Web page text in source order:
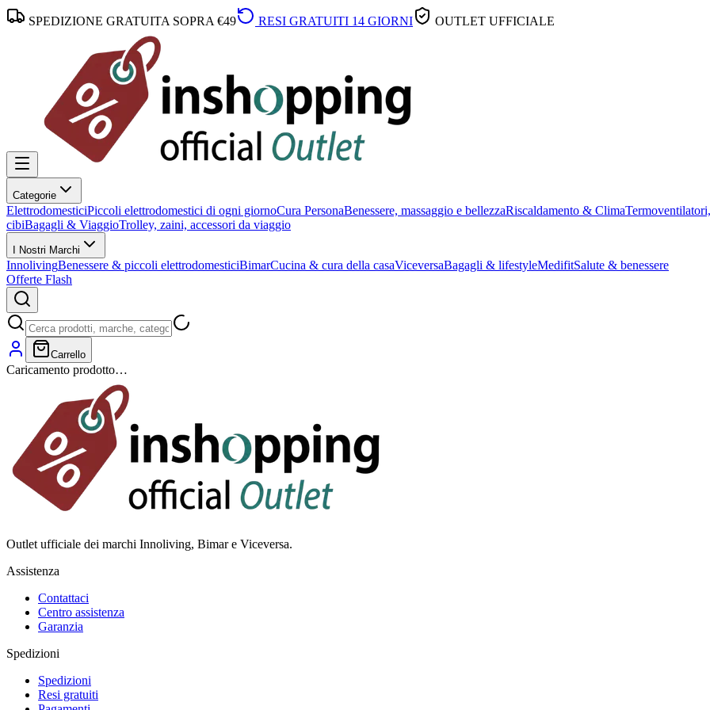
SPEDIZIONE GRATUITA SOPRA €49 RESI GRATUITI 14 GIORNI OUTLET UFFICIALE
Categorie
ElettrodomesticiPiccoli elettrodomestici di ogni giornoCura PersonaBenessere, massaggio e bellezzaRiscaldamento & Clima
cibiBagagli & ViaggioTrolley, zaini, accessori da viaggio
I Nostri Marchi
InnolivingBenessere & piccoli elettrodomesticiBimarCucina & cura della casaViceversaBagagli & lifestyleMedifitSalute & benessere
Offerte Flash
Carrello
Caricamento prodotto…
Outlet ufficiale dei marchi Innoliving, Bimar e Viceversa.
Assistenza
Contattaci
Centro assistenza
Garanzia
Spedizioni
Spedizioni
Resi gratuiti